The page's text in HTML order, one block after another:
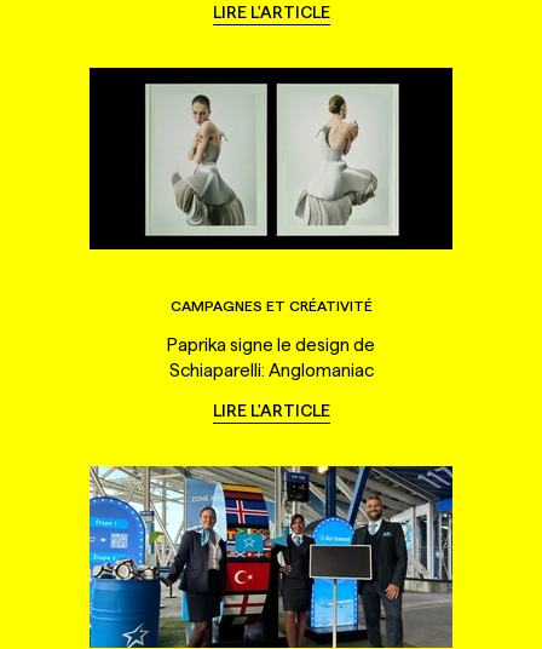
LIRE L'ARTICLE
CAMPAGNES ET CRÉATIVITÉ
Paprika signe le design de
Schiaparelli: Anglomaniac
LIRE L'ARTICLE